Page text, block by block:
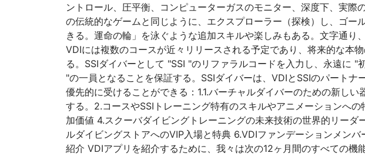
ントロール、圧平衡、コンピューターガスのモニター、深度下、実際
の伝統的なゲームと同じように、エクスプローラー（探検）し、ゴー
きる。運命の輪」を泳ぐような追加スキルや楽しみもある。文字通り
VDIには複数のコースが近々リリースされる予定であり、将来的な本
る。SSIダイバーとして "SSI "のリファラルコードを入力し、永遠に "
"の一員となることを保証する。SSIダイバーは、VDIとSSIのパートナ
優先的に受けることができる：1.1.バーチャルダイバーのための新し
する。2.コースやSSIトレーニング特有のスキルやアニメーションへ
加価値 4.スクーバダイビングトレーニングの未来技術の世界的リー
ルダイビングストアへのVIP入場と特典 6.VDIファンデーションメン
紹介 VDIアプリを紹介するために、我々は次の12ヶ月間のすべての機